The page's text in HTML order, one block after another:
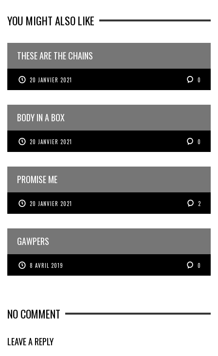
YOU MIGHT ALSO LIKE
THESE ARE THE CHAINS
20 JANVIER 2021 0
BODY IN A BOX
20 JANVIER 2021 0
PROMISE ME
20 JANVIER 2021 2
GAWPERS
8 AVRIL 2019 0
NO COMMENT
LEAVE A REPLY